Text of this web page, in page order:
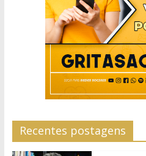
Recentes postagens